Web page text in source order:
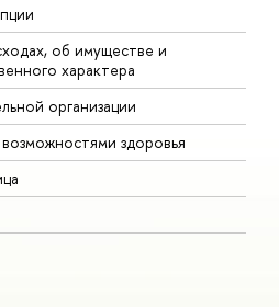
об имуществе и
характера
организации
здоровья